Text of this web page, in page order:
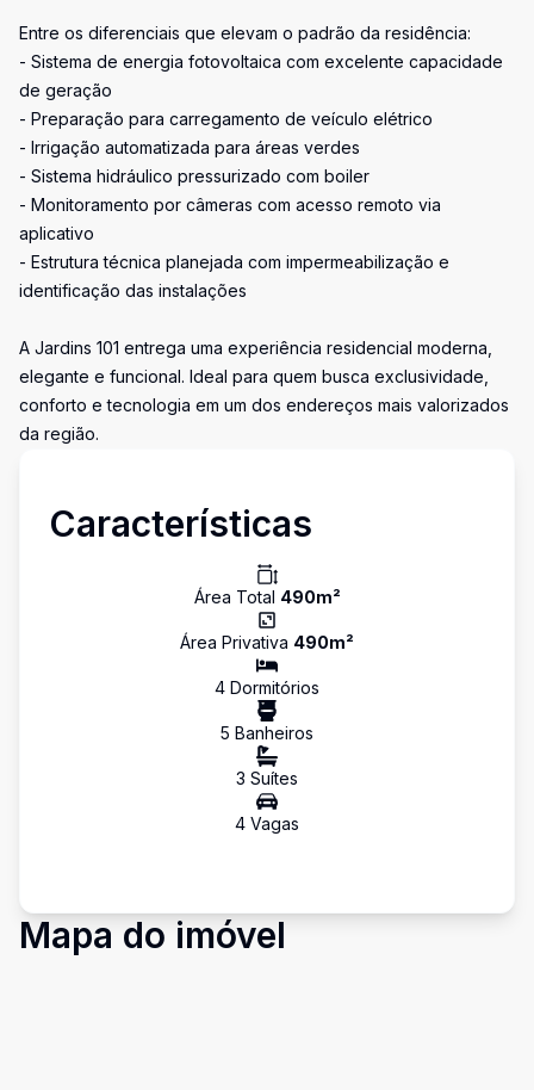
Entre os diferenciais que elevam o padrão da residência:
- Sistema de energia fotovoltaica com excelente capacidade
de geração
- Preparação para carregamento de veículo elétrico
- Irrigação automatizada para áreas verdes
- Sistema hidráulico pressurizado com boiler
- Monitoramento por câmeras com acesso remoto via
aplicativo
- Estrutura técnica planejada com impermeabilização e
identificação das instalações
A Jardins 101 entrega uma experiência residencial moderna,
elegante e funcional. Ideal para quem busca exclusividade,
conforto e tecnologia em um dos endereços mais valorizados
da região.
Características
Área Total 490m²
Área Privativa 490m²
4 Dormitórios
5 Banheiros
3 Suítes
4 Vagas
Mapa do imóvel